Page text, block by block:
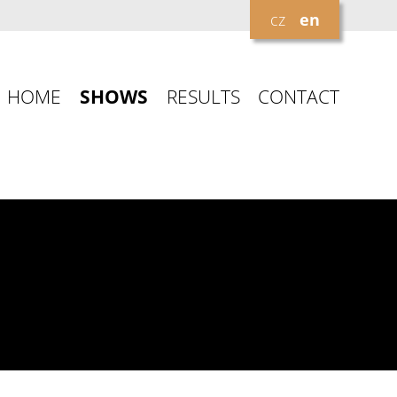
cz en
HOME SHOWS RESULTS CONTACT